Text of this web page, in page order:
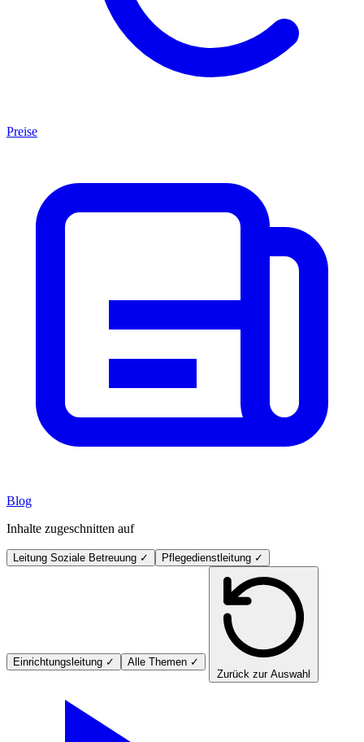
Preise
Blog
Inhalte zugeschnitten auf
Leitung Soziale Betreuung ✓ Pflegedienstleitung ✓
Einrichtungsleitung ✓ Alle Themen ✓
Zurück zur Auswahl